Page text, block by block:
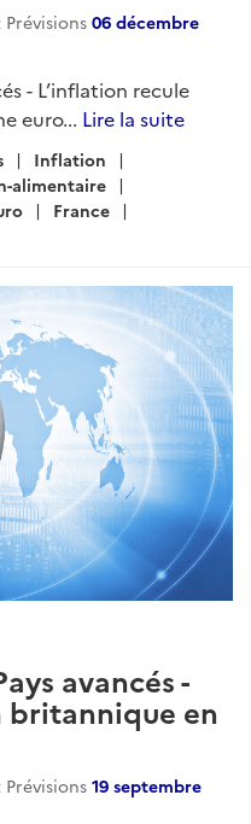
06 décembre
- L’inflation recule
euro... Lire la suite
Inflation
alimentaire
France
avancés -
britannique en
19 septembre